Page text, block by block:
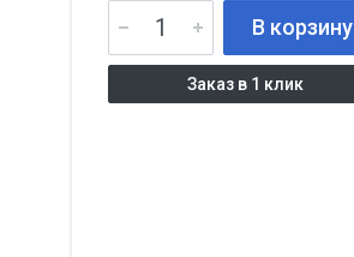
В корзину
Заказ в 1 клик